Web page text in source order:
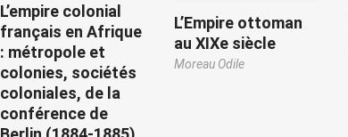
L’empire colonial
français en Afrique
: métropole et
colonies, sociétés
coloniales, de la
conférence de
L’Empire ottoman
au XIXe siècle
Moreau Odile